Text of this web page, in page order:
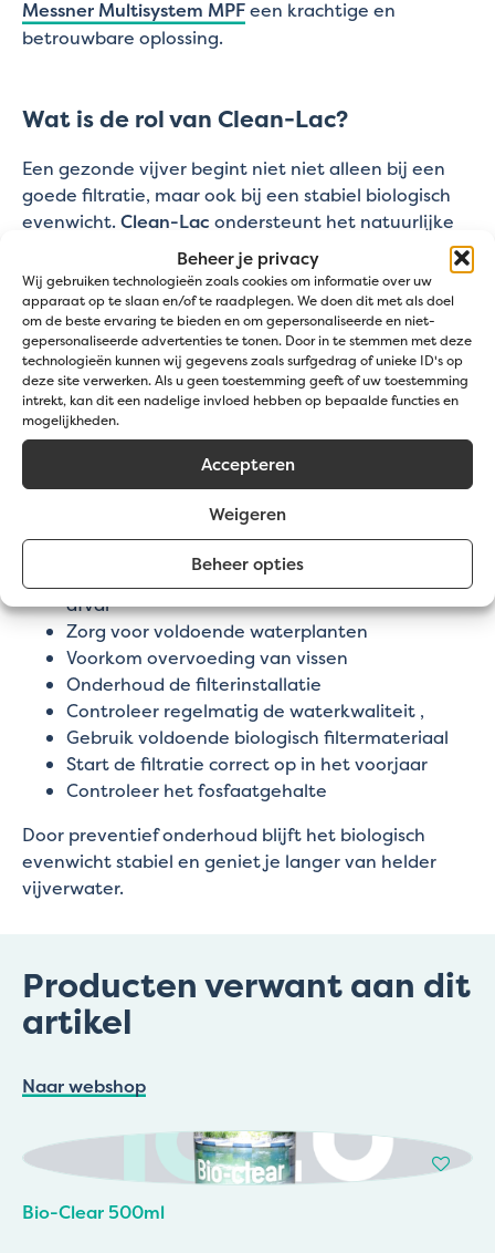
Beheer je privacy
Wij gebruiken technologieën zoals cookies om informatie over uw
apparaat op te slaan en/of te raadplegen. We doen dit met als doel
om de beste ervaring te bieden en om gepersonaliseerde en niet-
gepersonaliseerde advertenties te tonen. Door in te stemmen met deze
technologieën kunnen wij gegevens zoals surfgedrag of unieke ID's op
deze site verwerken. Als u geen toestemming geeft of uw toestemming
intrekt, kan dit een nadelige invloed hebben op bepaalde functies en
mogelijkheden.
Accepteren
Weigeren
Beheer opties
Messner Multisystem MPFeen krachtige en
betrouwbare oplossing.
Wat is de rol van Clean-Lac?
Een gezonde vijver begint niet niet alleen bij een
goede filtratie, maar ook bij een stabiel biologisch
evenwicht.Clean-Lac ondersteunt het natuurlijke
evenwicht van het vijverwater en helpt om de
waterkwaliteit op peil te houden. Het product wordt
vaak gebruikt als onderdeel van een
totaalonderhoud voor vijvers waarin helder water
en een gezonde leefomgeving centraal staan.
Hoe voorkom je groen of
troebel vijverwater?
Voorkomen is beter dan genezen. Met deze tips
beperk je de kans op vijverproblemen aanzienlijk:
Verwijder regelmatig bladeren en organisch
afval
Zorg voor voldoende waterplanten
Voorkom overvoeding van vissen
Onderhoud de filterinstallatie
Controleer regelmatig de waterkwaliteit ,
Gebruik voldoende biologisch filtermateriaal
Start de filtratie correct op in het voorjaar
Controleer het fosfaatgehalte
Door preventief onderhoud blijft het biologisch
evenwicht stabiel en geniet je langer van helder
vijverwater.
Producten verwant aan dit
artikel
Naar webshop
Bio-Clear 500ml